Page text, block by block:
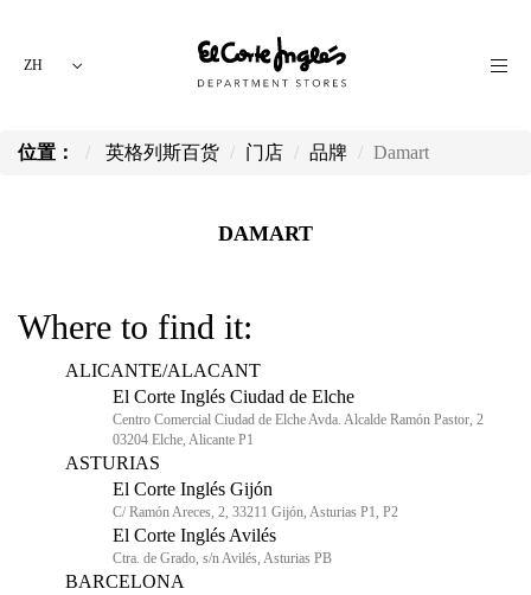
ZH
位置： 英格列斯百货 门店 品牌 Damart
DAMART
Where to find it:
ALICANTE/ALACANT
El Corte Inglés Ciudad de Elche
Centro Comercial Ciudad de Elche Avda. Alcalde Ramón Pastor, 2
03204 Elche, Alicante P1
ASTURIAS
El Corte Inglés Gijón
C/ Ramón Areces, 2, 33211 Gijón, Asturias P1, P2
El Corte Inglés Avilés
Ctra. de Grado, s/n Avilés, Asturias PB
BARCELONA